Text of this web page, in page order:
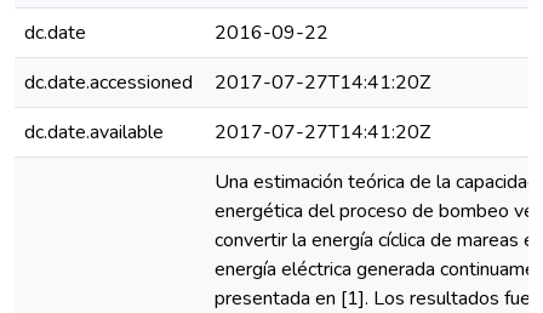
dc.date
2016-09-22
dc.date.accessioned
2017-07-27T14:41:20Z
dc.date.available
2017-07-27T14:41:20Z
Una estimación teórica de la capacidad
energética del proceso de bombeo
convertir la energía cíclica de mareas
energía eléctrica generada
presentada en [1]. Los resultados